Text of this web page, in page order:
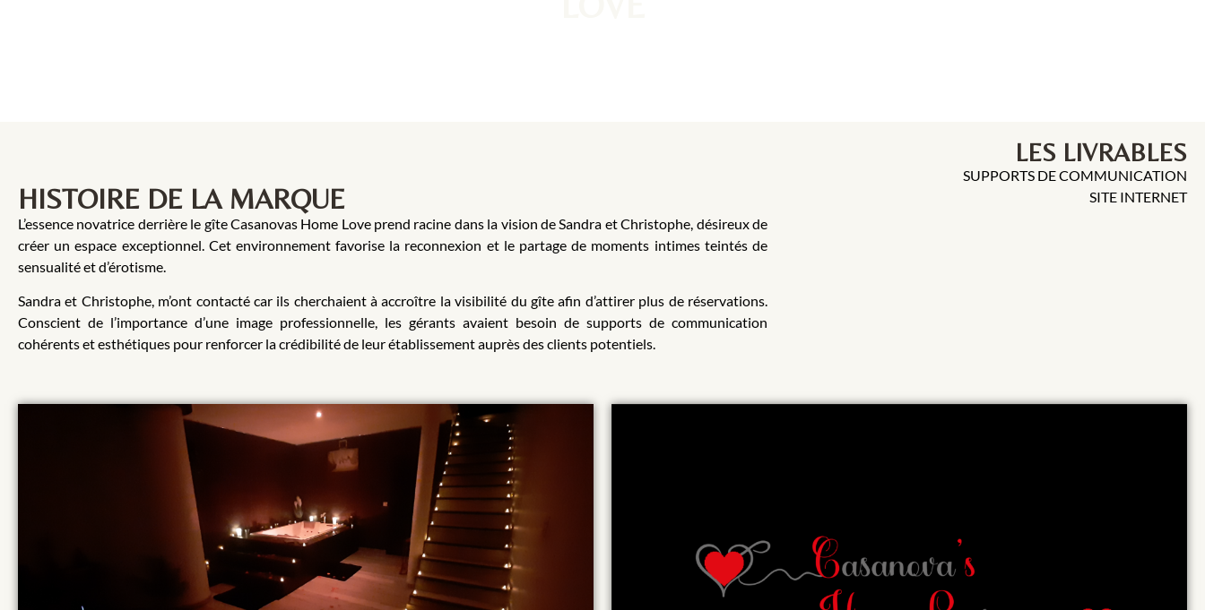
HISTOIRE DE LA MARQUE
L’essence novatrice derrière le gîte Casanovas Home Love prend racine dans la vision de Sandra et Christophe, désireux de
créer un espace exceptionnel. Cet environnement favorise la reconnexion et le partage de moments intimes teintés de
sensualité et d’érotisme.
Sandra et Christophe, m’ont contacté car ils cherchaient à accroître la visibilité du gîte afin d’attirer plus de réservations.
Conscient de l’importance d’une image professionnelle, les gérants avaient besoin de supports de communication
cohérents et esthétiques pour renforcer la crédibilité de leur établissement auprès des clients potentiels.
LES LIVRABLES
SUPPORTS DE COMMUNICATION
SITE INTERNET